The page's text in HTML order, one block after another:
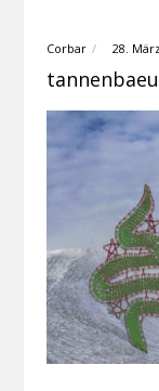
Corbar 28.